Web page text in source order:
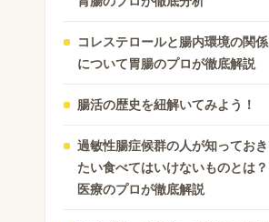
コレステロールと腸内環境の関係
について胃腸のプロが徹底解説
腸活の歴史を紐解いてみよう！
過敏性腸症候群の人が知っておき
たい食べてはいけないものとは？
医療のプロが徹底解説